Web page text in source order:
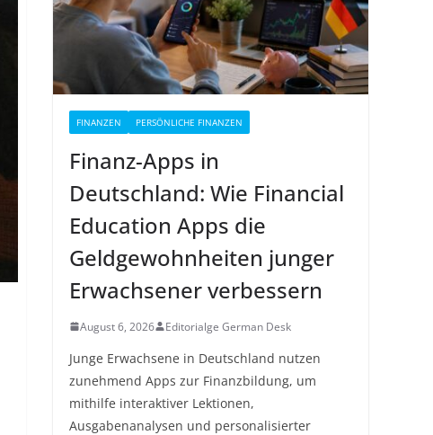
FINANZEN PERSÖNLICHE FINANZEN
Finanz-Apps in
Deutschland: Wie Financial
Education Apps die
Geldgewohnheiten junger
Erwachsener verbessern
August 6, 2026 Editorialge German Desk
Junge Erwachsene in Deutschland nutzen
zunehmend Apps zur Finanzbildung, um
mithilfe interaktiver Lektionen,
Ausgabenanalysen und personalisierter